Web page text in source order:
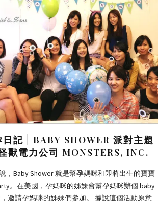
日記 | BABY SHOWER 派對主題
獸電力公司 MONSTERS, INC.
，Baby Shower 就是幫孕媽咪和即將出生的寶寶
。在美國，孕媽咪的姊妹會幫孕媽咪辦個 baby
邀請孕媽咪的姊妹們參加。 據說這個活動原意